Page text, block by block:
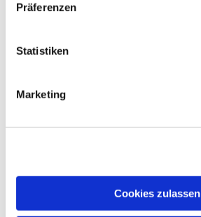
Präferenzen
Statistiken
Marketing
Cookies zulassen